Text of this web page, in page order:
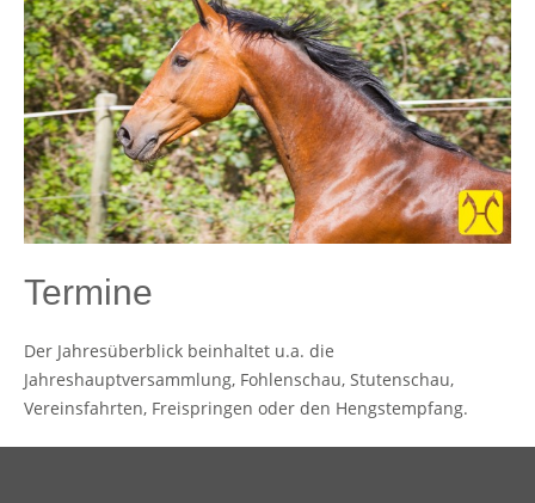
Termine
Der Jahresüberblick beinhaltet u.a. die
Jahreshauptversammlung, Fohlenschau, Stutenschau,
Vereinsfahrten, Freispringen oder den Hengstempfang.